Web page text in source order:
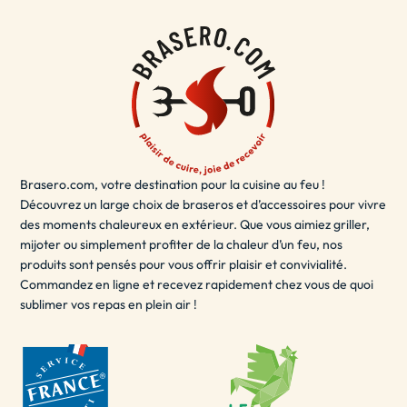
Le brasero terrasse est également sécurisé et facile à
utiliser, vous permettant devous détendre
de votre espace extérieur en toute sécurité. Que vous
souhaitiez passer du temps en solo ou partager des
moments inoubliables avec des amis et de la famille, le
brasero terrasse est la solution idéale pour ajouter une
touche de chaleur et de style à votre espace extérieur.
- LE BRASERO EXTÉRIEUR / BRASERO POUR
JARDIN
Un brasero extérieur est unexcellent choixpour les
soirées d'été en plein air. Il peut être utilisé pour se
créer une ambiance agréable. Les braseros extérieurs
sont disponibles dans une variété de tailles et de
matériaux, y compris le fer, l'acier inoxydable, l'acier
Brasero.com, votre destination pour la cuisine au feu !
Découvrez un large choix de braseros et d’accessoires pour vivre
des moments chaleureux en extérieur. Que vous aimiez griller,
mijoter ou simplement profiter de la chaleur d’un feu, nos
produits sont pensés pour vous offrir plaisir et convivialité.
Commandez en ligne et recevez rapidement chez vous de quoi
sublimer vos repas en plein air !